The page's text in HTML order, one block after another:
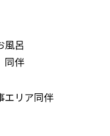
風呂
同伴
エリア同伴